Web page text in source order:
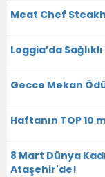
Meat Chef
Loggia’da
Gecce Mekan
Haftanın TOP 10
8 Mart Dünya
Ataşehir'de!